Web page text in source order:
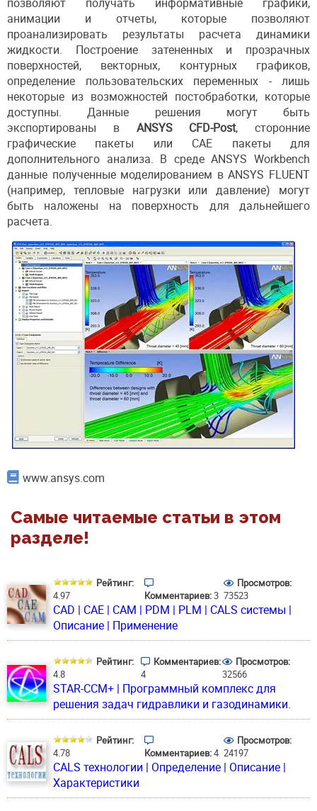
анимации и отчеты, которые позволяют
проанализировать результаты расчета динамики
жидкости. Построение затененных и прозрачных
поверхностей, векторных, контурных графиков,
определение пользовательских переменных - лишь
некоторые из возможностей постобработки, которые
доступны. Данные решения могут быть
экспортированы в ANSYS CFD-Post, сторонние
графические пакеты или CAE пакеты для
дополнительного анализа. В среде ANSYS Workbench
данные полученные моделированием в ANSYS FLUENT
(например, тепловые нагрузки или давление) могут
быть наложены на поверхность для дальнейшего
расчета.
www.ansys.com
Самые читаемые статьи в этом
разделе!
Рейтинг:
4.97
Комментариев:3
Просмотров:
73523
CAD | CAE | CAM | PDM | PLM | CALS системы |
Описание | Применение
Рейтинг:
4.8
Комментариев:
4
Просмотров:
32566
STAR-CCM+ | Программный комплекс для
решения задач гидравлики и газодинамики.
Рейтинг:
4.78
Комментариев:4
Просмотров:
24197
CALS технологии | Определение | Описание |
Характеристики